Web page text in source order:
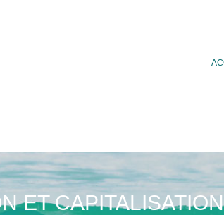
ET